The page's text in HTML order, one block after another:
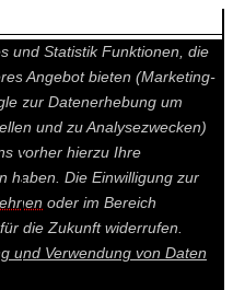
Cookies gesetzt.
und Statistik Funktionen, die
Angebot bieten (Marketing-
zur Datenerhebung um
und zu Analysezwecken)
vorher hierzu Ihre
haben. Die Einwilligung zur
oder im Bereich
die Zukunft widerrufen.
und Verwendung von Daten